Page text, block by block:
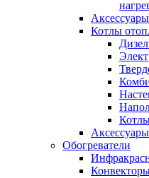
Котлы
Обогреватели